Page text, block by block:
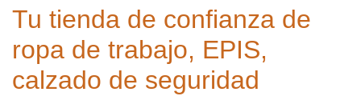
Tu tienda de confianza de
ropa de trabajo, EPIS,
calzado de seguridad